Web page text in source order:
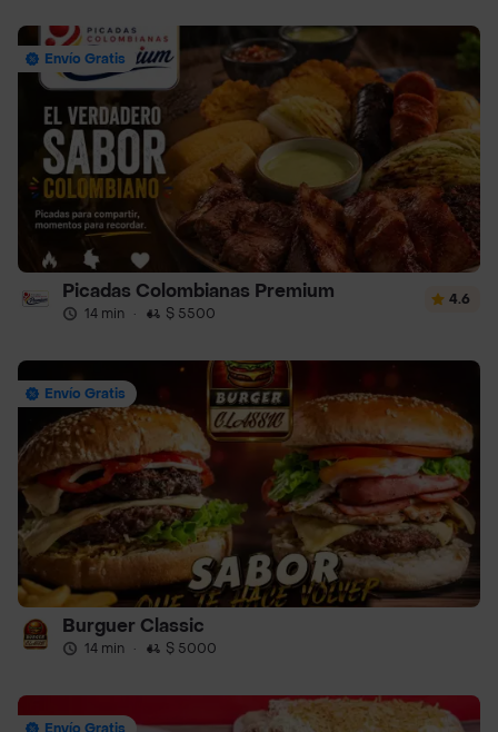
Envío Gratis
Picadas Colombianas Premium
14 min · $ 5500
4.6
Envío Gratis
Burguer Classic
14 min · $ 5000